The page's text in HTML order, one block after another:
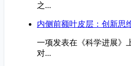
之...
内侧前额叶皮层：创新思
一项发表在《科学进展》
对...